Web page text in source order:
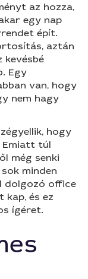
az hozza,
egy nap
épít.
aztán
kevésbé
Egy
van, hogy
nem hagy
hogy
Emiatt túl
még senki
minden
dolgozó office
kap, és ez
ígéret.